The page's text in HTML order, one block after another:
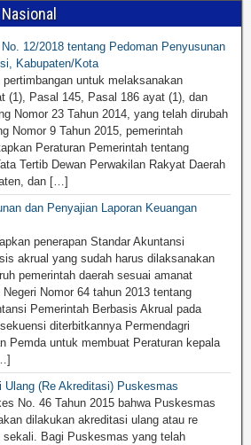
12/2018 tentang Pedoman Penyusunan
Kabupaten/Kota
pertimbangan untuk melaksanakan
(1), Pasal 145, Pasal 186 ayat (1), dan
Nomor 23 Tahun 2014, yang telah dirubah
Nomor 9 Tahun 2015, pemerintah
Peraturan Pemerintah tentang
Tertib Dewan Perwakilan Rakyat Daerah
dan […]
dan Penyajian Laporan Keuangan
penerapan Standar Akuntansi
akrual yang sudah harus dilaksanakan
pemerintah daerah sesuai amanat
Nomor 64 tahun 2013 tentang
Pemerintah Berbasis Akrual pada
diterbitkannya Permendagri
Pemda untuk membuat Peraturan kepala
Ulang (Re Akreditasi) Puskesmas
No. 46 Tahun 2015 bahwa Puskesmas
dilakukan akreditasi ulang atau re
Bagi Puskesmas yang telah